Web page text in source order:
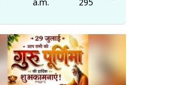
a.m.
295